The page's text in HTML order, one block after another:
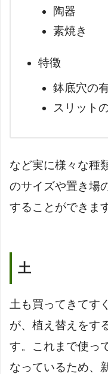
陶器
素焼き
特徴
鉢底穴の
スリット
など実に様々な種
のサイズや置き場
することができま
土
土も買ってきてす
が、植え替えをす
す。これまで使っ
なっているため、